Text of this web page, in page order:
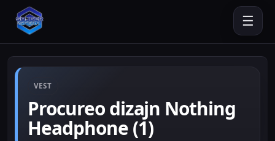
☰
VEST
Procureo dizajn Nothing
Headphone (1)